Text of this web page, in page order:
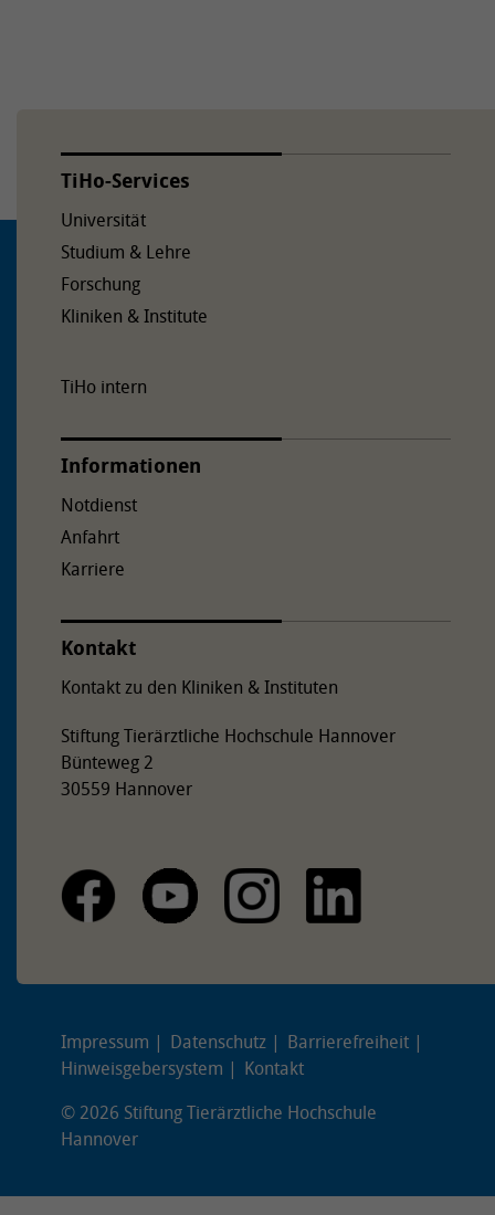
TiHo-Services
Universität
Studium & Lehre
Forschung
Kliniken & Institute
TiHo intern
Informationen
Notdienst
Anfahrt
Karriere
Kontakt
Kontakt zu den Kliniken & Instituten
Stiftung Tierärztliche Hochschule Hannover
Bünteweg 2
30559 Hannover
Impressum Datenschutz
Barrierefreiheit
Hinweisgebersystem
Kontakt
© 2026 Stiftung Tierärztliche Hochschule
Hannover